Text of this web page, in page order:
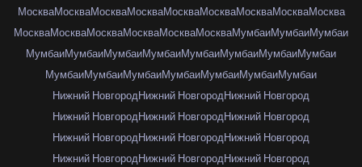
МоскваМоскваМоскваМоскваМоскваМоскваМоскваМоскваМосква
МоскваМоскваМоскваМоскваМоскваМоскваМумбаиМумбаиМумбаи
МумбаиМумбаиМумбаиМумбаиМумбаиМумбаиМумбаиМумбаи
МумбаиМумбаиМумбаиМумбаиМумбаиМумбаиМумбаи
Нижний НовгородНижний НовгородНижний Новгород
Нижний НовгородНижний НовгородНижний Новгород
Нижний НовгородНижний НовгородНижний Новгород
Нижний НовгородНижний НовгородНижний Новгород